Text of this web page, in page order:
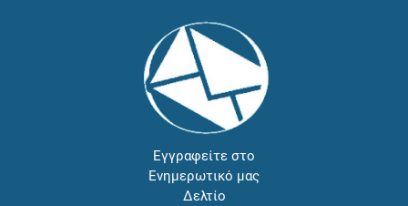
Εγγραφείτε στο
Ενημερωτικό μας
Δελτίο